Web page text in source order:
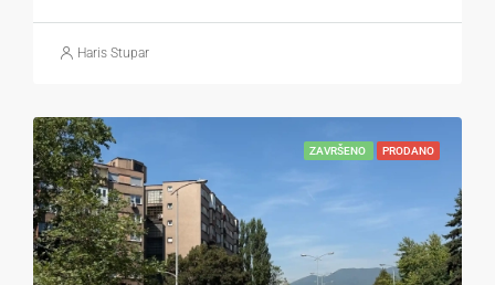
Haris Stupar
ZAVRŠENO PRODANO